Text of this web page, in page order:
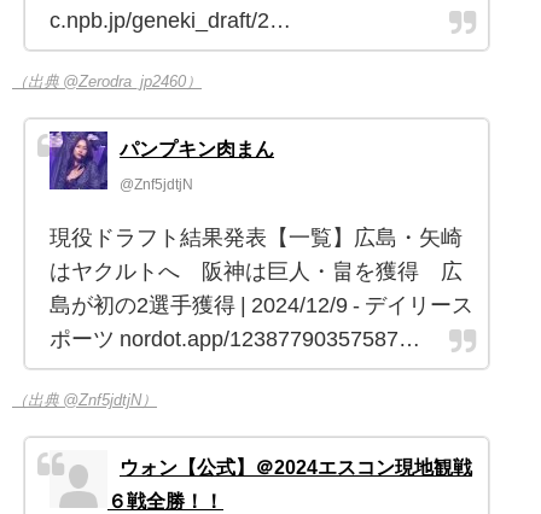
c.npb.jp/geneki_draft/2…
（出典 @Zerodra_jp2460）
パンプキン肉まん
@Znf5jdtjN
現役ドラフト結果発表【一覧】広島・矢崎
はヤクルトへ 阪神は巨人・畠を獲得 広
島が初の2選手獲得 | 2024/12/9 - デイリース
ポーツ nordot.app/12387790357587…
（出典 @Znf5jdtjN）
ウォン【公式】＠2024エスコン現地観戦
６戦全勝！！